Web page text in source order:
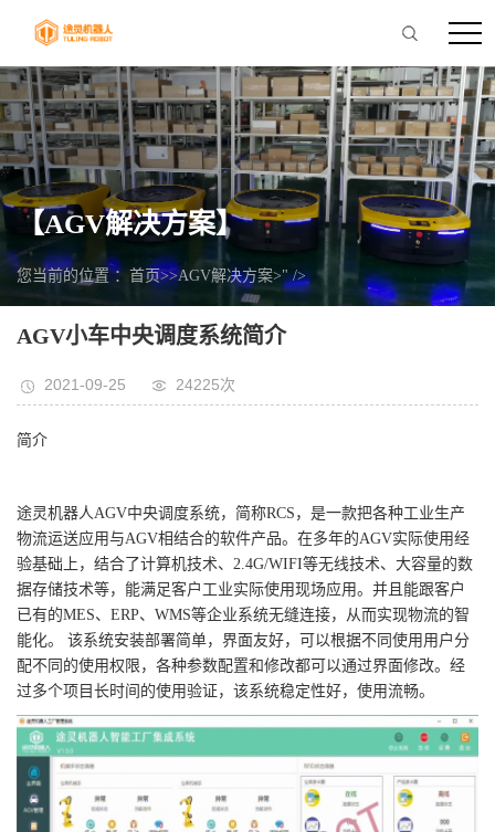
【AGV解决方案】
您当前的位置 ： 首页>>AGV解决方案>" />
AGV小车中央调度系统简介
2021-09-25 24225次
简介
途灵机器人AGV中央调度系统，简称RCS，是一款把各种工业生产
物流运送应用与AGV相结合的软件产品。在多年的AGV实际使用经
验基础上，结合了计算机技术、2.4G/WIFI等无线技术、大容量的数
据存储技术等，能满足客户工业实际使用现场应用。并且能跟客户
已有的MES、ERP、WMS等企业系统无缝连接，从而实现物流的智
能化。 该系统安装部署简单，界面友好，可以根据不同使用用户分
配不同的使用权限，各种参数配置和修改都可以通过界面修改。经
过多个项目长时间的使用验证，该系统稳定性好，使用流畅。